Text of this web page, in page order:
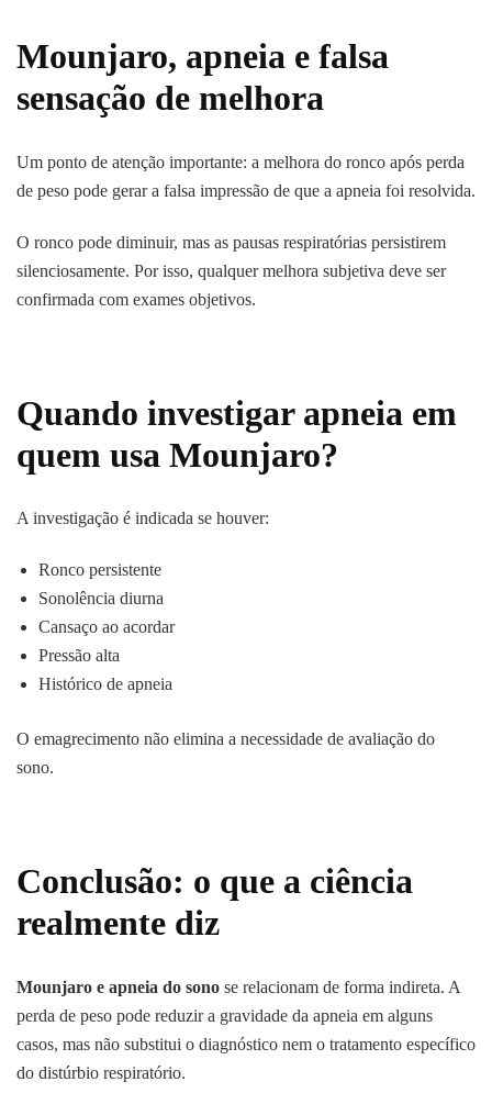
Mounjaro, apneia e falsa
sensação de melhora
Um ponto de atenção importante: a melhora do ronco após perda
de peso pode gerar a falsa impressão de que a apneia foi resolvida.
O ronco pode diminuir, mas as pausas respiratórias persistirem
silenciosamente. Por isso, qualquer melhora subjetiva deve ser
confirmada com exames objetivos.
Quando investigar apneia em
quem usa Mounjaro?
A investigação é indicada se houver:
Ronco persistente
Sonolência diurna
Cansaço ao acordar
Pressão alta
Histórico de apneia
O emagrecimento não elimina a necessidade de avaliação do
sono.
Conclusão: o que a ciência
realmente diz
Mounjaro e apneia do sono se relacionam de forma indireta. A
perda de peso pode reduzir a gravidade da apneia em alguns
casos, mas não substitui o diagnóstico nem o tratamento específico
do distúrbio respiratório.